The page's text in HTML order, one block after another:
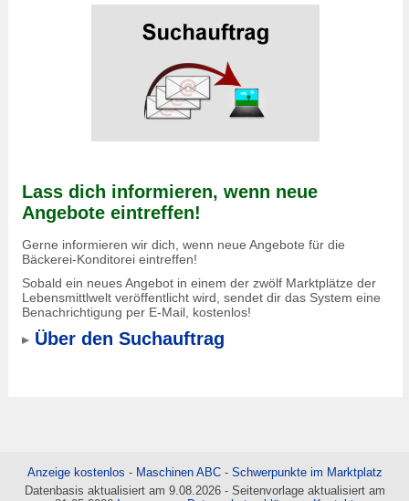
Lass dich informieren, wenn neue
Angebote eintreffen!
Gerne informieren wir dich, wenn neue Angebote für die
Bäckerei-Konditorei eintreffen!
Sobald ein neues Angebot in einem der zwölf Marktplätze der
Lebensmittlwelt veröffentlicht wird, sendet dir das System eine
Benachrichtigung per E-Mail, kostenlos!
Über den Suchauftrag
Anzeige kostenlos - Maschinen ABC- Schwerpunkte im Marktplatz
Datenbasis aktualisiert am 9.08.2026 - Seitenvorlage aktualisiert am